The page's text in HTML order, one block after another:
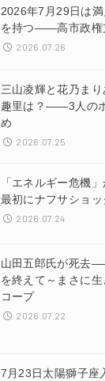
2026年7月29日は
を持つ——高市政権
2026.07.26
三山凌輝と花乃ま
趣里は？——3人の
め
2026.07.25
「エネルギー危機
最初にナフサショッ
2026.07.24
山田五郎氏が死去
を終えて～まさに
コープ
2026.07.22
7月23日太陽獅子